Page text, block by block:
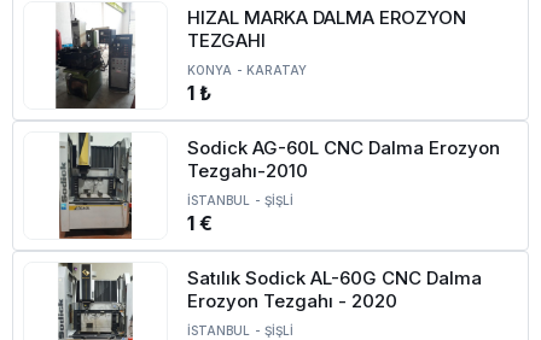
HIZAL MARKA DALMA EROZYON
TEZGAHI
KONYA - KARATAY
1 ₺
Sodick AG-60L CNC Dalma Erozyon
Tezgahı-2010
İSTANBUL - ŞİŞLİ
1 €
Satılık Sodick AL-60G CNC Dalma
Erozyon Tezgahı - 2020
İSTANBUL - ŞİŞLİ